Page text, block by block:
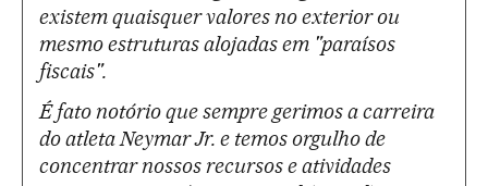
existem quaisquer valores no exterior ou
mesmo estruturas alojadas em "paraísos
fiscais".
É fato notório que sempre gerimos a carreira
do atleta Neymar Jr. e temos orgulho de
concentrar nossos recursos e atividades